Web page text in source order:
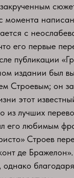
с
его первые
публикации
издании был
Строевым; он
этот
из лучших
его любимым
Строев
де
однако